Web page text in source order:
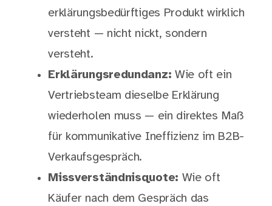
erklärungsbedürftiges Produkt wirklich
versteht — nicht nickt, sondern
versteht.
Erklärungsredundanz: Wie oft ein
Vertriebsteam dieselbe Erklärung
wiederholen muss — ein direktes Maß
für kommunikative Ineffizienz im B2B-
Verkaufsgespräch.
Missverständnisquote: Wie oft
Käufer nach dem Gespräch das